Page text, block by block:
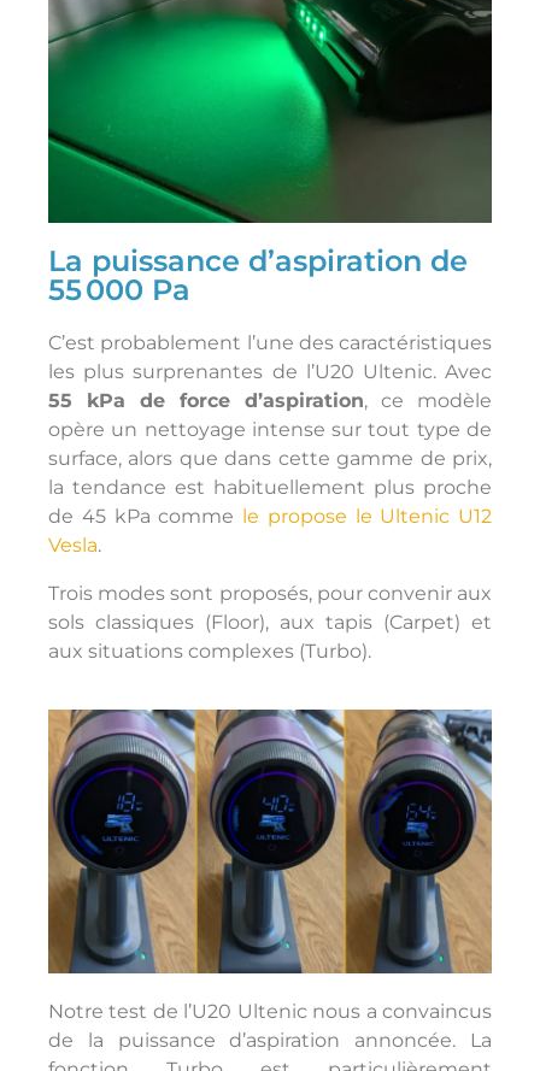
La puissance d’aspiration de
55 000 Pa
C’est probablement l’une des caractéristiques
les plus surprenantes de l’U20 Ultenic. Avec
55 kPa de force d’aspiration, ce modèle
opère un nettoyage intense sur tout type de
surface, alors que dans cette gamme de prix,
la tendance est habituellement plus proche
de 45 kPa comme le propose le Ultenic U12
Vesla.
Trois modes sont proposés, pour convenir aux
sols classiques (Floor), aux tapis (Carpet) et
aux situations complexes (Turbo).
Notre test de l’U20 Ultenic nous a convaincus
de la puissance d’aspiration annoncée. La